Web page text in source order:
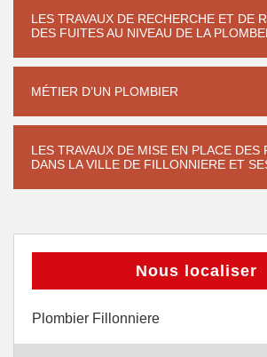
LES TRAVAUX DE RECHERCHE ET DE
DES FUITES AU NIVEAU DE LA
MÉTIER D’UN PLOMBIER
LES TRAVAUX DE MISE EN PLACE DES
DANS LA VILLE DE FILLONNIERE ET
Nous localiser
Plombier Fillonniere